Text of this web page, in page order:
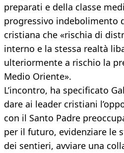
preparati e della classe
progressivo indebolimento
cristiana che «rischia di
interno e la stessa realtà
ulteriormente a rischio la
Medio Oriente».
L’incontro, ha specificato
dare ai leader cristiani
con il Santo Padre
per il futuro, evidenziare le
dei sentieri, avviare una